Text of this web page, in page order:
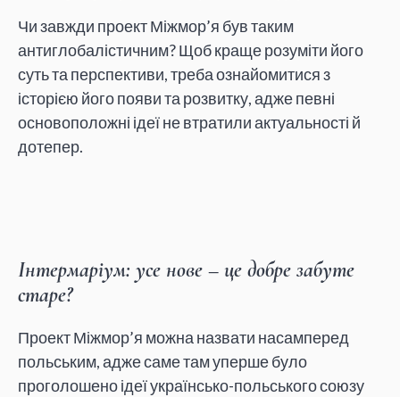
Чи завжди проект Міжмор’я був таким
антиглобалістичним? Щоб краще розуміти його
суть та перспективи, треба ознайомитися з
історією його появи та розвитку, адже певні
основоположні ідеї не втратили актуальності й
дотепер.
Інтермаріум: усе нове – це добре забуте
старе?
Проект Міжмор’я можна назвати насамперед
польським, адже саме там уперше було
проголошено ідеї українсько-польського союзу